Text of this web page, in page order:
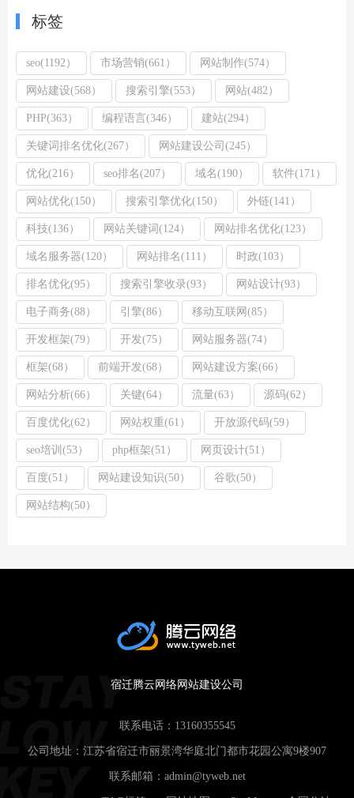
标签
seo(1192） 市场营销(661） 网站制作(574）
网站建设(568） 搜索引擎(553） 网站(482）
PHP(363） 编程语言(346） 建站(294）
关键词排名优化(267） 网站建设公司(245）
优化(216） seo排名(207） 域名(190） 软件(171）
网站优化(150） 搜索引擎优化(150） 外链(141）
科技(136） 网站关键词(124） 网站排名优化(123）
域名服务器(120） 网站排名(111） 时政(103）
排名优化(95） 搜索引擎收录(93） 网站设计(93）
电子商务(88） 引擎(86） 移动互联网(85）
开发框架(79） 开发(75） 网站服务器(74）
框架(68） 前端开发(68） 网站建设方案(66）
网站分析(66） 关键(64） 流量(63） 源码(62）
百度优化(62） 网站权重(61） 开放源代码(59）
seo培训(53） php框架(51） 网页设计(51）
百度(51） 网站建设知识(50） 谷歌(50）
网站结构(50）
宿迁腾云网络网站建设公司
联系电话： 13160355545
公司地址：江苏省宿迁市丽景湾华庭北门都市花园公寓9楼907
联系邮箱： admin@tyweb.net